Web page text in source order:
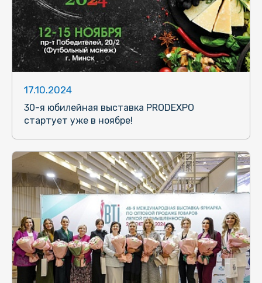
17.10.2024
30-я юбилейная выставка PRODEXPO
стартует уже в ноябре!